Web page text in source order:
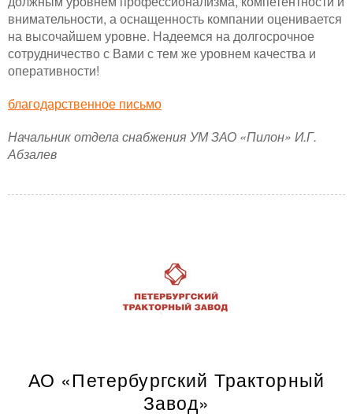
внимательности, а оснащенность компании оценивается
на высочайшем уровне. Надеемся на долгосрочное
сотрудничество с Вами с тем же уровнем качества и
оперативности!
благодарственное письмо
Начальник отдела снабжения УМ ЗАО «Пилон» И.Г.
Абзалев
АО «Петербургский Тракторный
Завод»